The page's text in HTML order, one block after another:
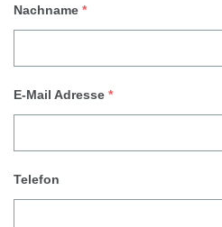
Nachname *
E-Mail Adresse *
Telefon